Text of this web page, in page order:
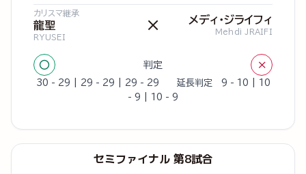
カリスマ継承
龍聖
RYUSEI
× メディ・ジライフィ
Mehdi JRAIFI
○ 判定 ×
30 - 29 | 29 - 29 | 29 - 29 延長判定 9 - 10 | 10
- 9 | 10 - 9
セミファイナル 第8試合